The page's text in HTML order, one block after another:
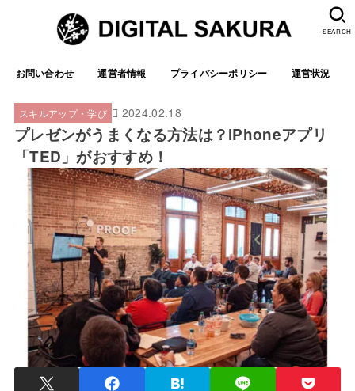
お問い合わせ 運営者情報 プライバシーポリシー 運営状況
SEARCH
スキルアップ・学び 2024.02.18
プレゼンがうまくなる方法は？iPhoneアプリ
「TED」がおすすめ！